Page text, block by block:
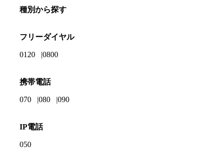
種別から探す
フリーダイヤル
0120 0800
携帯電話
070 080 090
IP電話
050